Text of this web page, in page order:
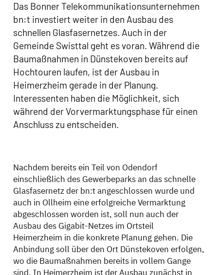
Das Bonner Telekommunikationsunternehmen
bn:t investiert weiter in den Ausbau des
schnellen Glasfasernetzes. Auch in der
Gemeinde Swisttal geht es voran. Während die
Baumaßnahmen in Dünstekoven bereits auf
Hochtouren laufen, ist der Ausbau in
Heimerzheim gerade in der Planung.
Interessenten haben die Möglichkeit, sich
während der Vorvermarktungsphase für einen
Anschluss zu entscheiden.
Nachdem bereits ein Teil von Odendorf
einschließlich des Gewerbeparks an das schnelle
Glasfasernetz der bn:t angeschlossen wurde und
auch in Ollheim eine erfolgreiche Vermarktung
abgeschlossen worden ist, soll nun auch der
Ausbau des Gigabit-Netzes im Ortsteil
Heimerzheim in die konkrete Planung gehen. Die
Anbindung soll über den Ort Dünstekoven erfolgen,
wo die Baumaßnahmen bereits in vollem Gange
sind. In Heimerzheim ist der Ausbau zunächst in